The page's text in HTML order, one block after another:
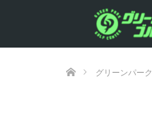
グリーンパーク